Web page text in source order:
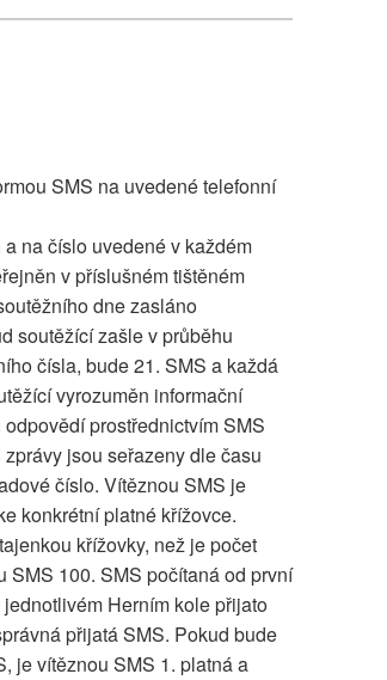
SMS na uvedené telefonní
na číslo uvedené v každém
v příslušném tištěném
dne zasláno
soutěžící zašle v průběhu
čísla, bude 21. SMS a každá
vyrozuměn informační
prostřednictvím SMS
jsou seřazeny dle času
číslo. Vítěznou SMS je
konkrétní platné křížovce.
křížovky, než je počet
SMS 100. SMS počítaná od první
Herním kole přijato
přijatá SMS. Pokud bude
je vítěznou SMS 1. platná a